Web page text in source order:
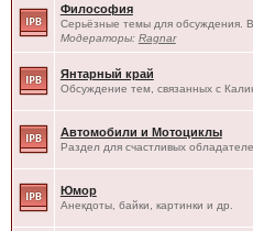
Философия
Серьёзные темы для обсуждения.
Модераторы: Ragnar
Янтарный край
Обсуждение тем, связанных с
Автомобили и Мотоциклы
Раздел для счастливых
Юмор
Анекдоты, байки, картинки и др.